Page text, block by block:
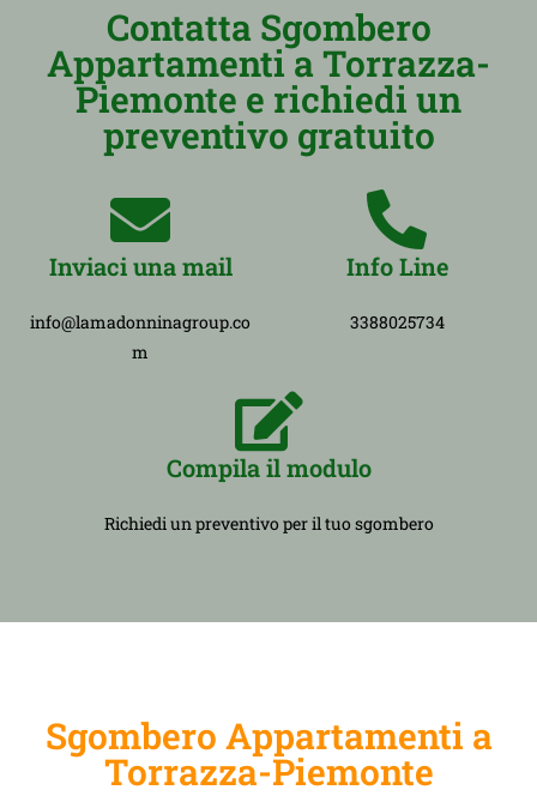
Contatta Sgombero
Appartamenti a Torrazza-
Piemonte e richiedi un
preventivo gratuito
Inviaci una mail
info@lamadonninagroup.co
m
Info Line
3388025734
Compila il modulo
Richiedi un preventivo per il tuo sgombero
Sgombero Appartamenti a
Torrazza-Piemonte